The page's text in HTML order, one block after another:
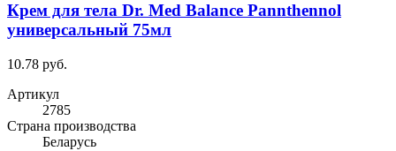
Крем для тела Dr. Med Balance Pannthennol
универсальный 75мл
10.78 руб.
Артикул
2785
Cтрана производства
Беларусь